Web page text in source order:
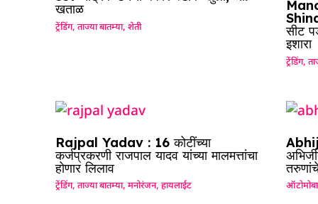
खताळ
ट्रेंडिंग,ताज्या बातम्या,शेती सीट
इशारा
ट्रेंडिंग,
Rajpal Yadav : 16 कोटींच्या
कर्जप्रकरणी राजपाल यादव यांच्या मालमत्तांचा
होणार लिलाव
ट्रेंडिंग,ताज्या बातम्या,मनोरंजन,हायलाईट